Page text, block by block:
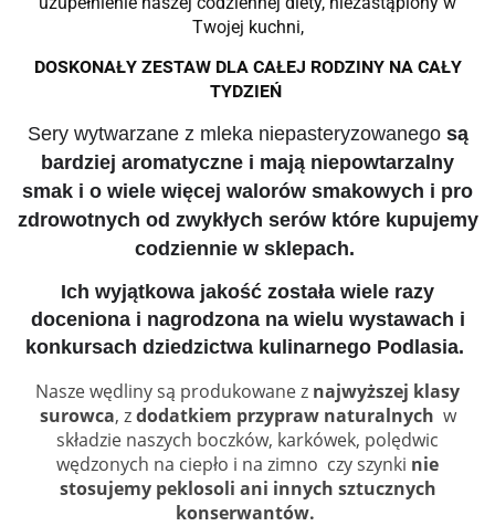
Twojej kuchni,
DOSKONAŁY ZESTAW DLA CAŁEJ RODZINY NA CAŁY
TYDZIEŃ
Sery wytwarzane z mleka niepasteryzowanego są
bardziej aromatyczne i mają niepowtarzalny
smak i o wiele więcej walorów smakowych i pro
zdrowotnych od zwykłych serów które kupujemy
codziennie w sklepach.
Ich wyjątkowa jakość została wiele razy
doceniona i nagrodzona na wielu wystawach i
konkursach dziedzictwa kulinarnego Podlasia.
Nasze wędliny są produkowane z najwyższej klasy
surowca, zdodatkiem przypraw naturalnych w
składzie naszych boczków, karkówek, polędwic
wędzonych na ciepło i na zimno czy szynki nie
stosujemy peklosoli ani innych sztucznych
konserwantów.